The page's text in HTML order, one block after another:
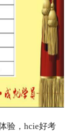
验，hcie好考